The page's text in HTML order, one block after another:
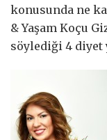
konusunda ne
& Yaşam Koçu
söylediği 4 diyet